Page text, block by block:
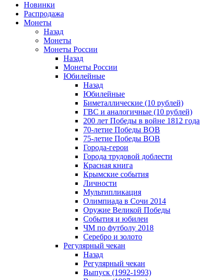
Новинки
Распродажа
Монеты
Назад
Монеты
Монеты России
Назад
Монеты России
Юбилейные
Назад
Юбилейные
Биметаллические (10 рублей)
ГВС и аналогичные (10 рублей)
200 лет Победы в войне 1812 года
70-летие Победы ВОВ
75-летие Победы ВОВ
Города-герои
Города трудовой доблести
Красная книга
Крымские события
Личности
Мультипликация
Олимпиада в Сочи 2014
Оружие Великой Победы
События и юбилеи
ЧМ по футболу 2018
Серебро и золото
Регулярный чекан
Назад
Регулярный чекан
Выпуск (1992-1993)